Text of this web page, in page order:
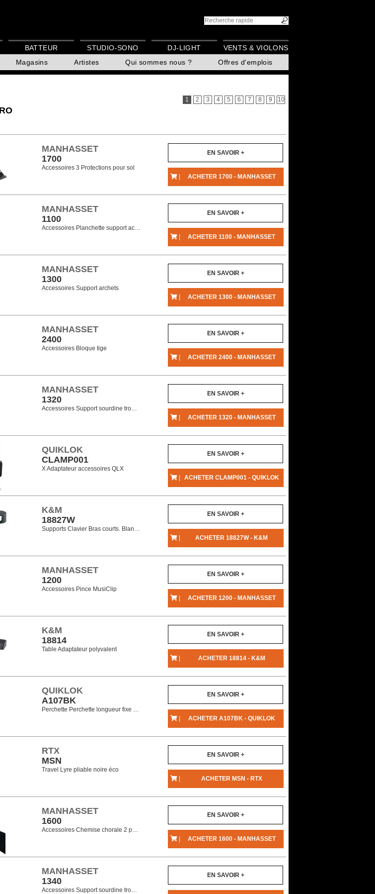
Magasins Artistes Qui sommes nous ? Offres d'emplois
BATTEUR STUDIO-SONO DJ-LIGHT VENTS & VIOLONS
1 2 3 4 5 6 7 8 9 10
MANHASSET
1700
Accessoires 3 Protections pour sol
EN SAVOIR +
| ACHETER 1700 - MANHASSET
MANHASSET
1100
Accessoires Planchette support ac…
EN SAVOIR +
| ACHETER 1100 - MANHASSET
MANHASSET
1300
Accessoires Support archets
EN SAVOIR +
| ACHETER 1300 - MANHASSET
MANHASSET
2400
Accessoires Bloque tige
EN SAVOIR +
| ACHETER 2400 - MANHASSET
MANHASSET
1320
Accessoires Support sourdine tro…
EN SAVOIR +
| ACHETER 1320 - MANHASSET
QUIKLOK
CLAMP001
X Adaptateur accessoires QLX
EN SAVOIR +
| ACHETER CLAMP001 - QUIKLOK
K&M
18827W
Supports Clavier Bras courts. Blan…
EN SAVOIR +
| ACHETER 18827W - K&M
MANHASSET
1200
Accessoires Pince MusiClip
EN SAVOIR +
| ACHETER 1200 - MANHASSET
K&M
18814
Table Adaptateur polyvalent
EN SAVOIR +
| ACHETER 18814 - K&M
QUIKLOK
A107BK
Perchette Perchette longueur fixe …
EN SAVOIR +
| ACHETER A107BK - QUIKLOK
RTX
MSN
Travel Lyre pliable noire éco
EN SAVOIR +
| ACHETER MSN - RTX
MANHASSET
1600
Accessoires Chemise chorale 2 p…
EN SAVOIR +
| ACHETER 1600 - MANHASSET
MANHASSET
1340
Accessoires Support sourdine tro…
EN SAVOIR +